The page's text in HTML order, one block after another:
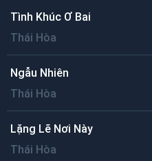
Tình Khúc Ơ Bai
Thái Hòa
Ngẫu Nhiên
Thái Hòa
Lặng Lẽ Nơi Này
Thái Hòa